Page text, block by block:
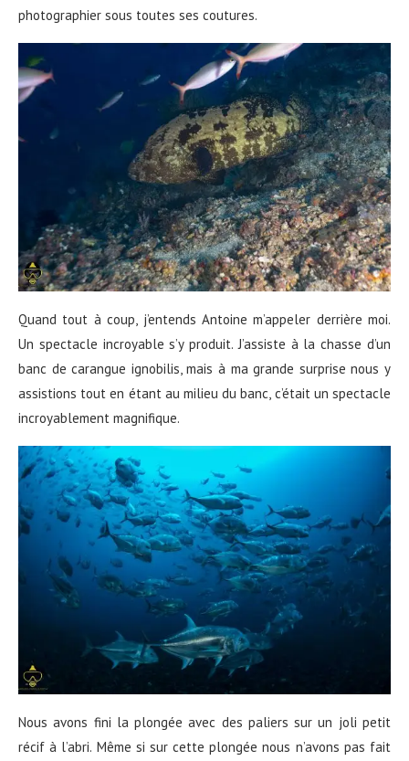
photographier sous toutes ses coutures.
Quand tout à coup, j’entends Antoine m’appeler derrière moi.
Un spectacle incroyable s’y produit. J’assiste à la chasse d’un
banc de carangue ignobilis, mais à ma grande surprise nous y
assistions tout en étant au milieu du banc, c’était un spectacle
incroyablement magnifique.
Nous avons fini la plongée avec des paliers sur un joli petit
récif à l’abri. Même si sur cette plongée nous n’avons pas fait